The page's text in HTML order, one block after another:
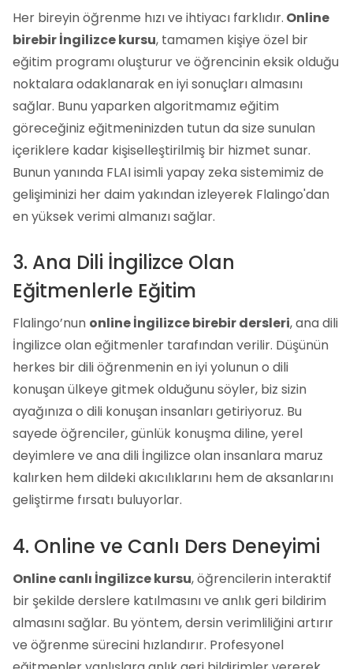
Her bireyin öğrenme hızı ve ihtiyacı farklıdır. Online
birebir İngilizce kursu, tamamen kişiye özel bir
eğitim programı oluşturur ve öğrencinin eksik olduğu
noktalara odaklanarak en iyi sonuçları almasını
sağlar. Bunu yaparken algoritmamız eğitim
göreceğiniz eğitmeninizden tutun da size sunulan
içeriklere kadar kişiselleştirilmiş bir hizmet sunar.
Bunun yanında FLAI isimli yapay zeka sistemimiz de
gelişiminizi her daim yakından izleyerek Flalingo'dan
en yüksek verimi almanızı sağlar.
3. Ana Dili İngilizce Olan
Eğitmenlerle Eğitim
Flalingo’nun online İngilizce birebir dersleri, ana dili
İngilizce olan eğitmenler tarafından verilir. Düşünün
herkes bir dili öğrenmenin en iyi yolunun o dili
konuşan ülkeye gitmek olduğunu söyler, biz sizin
ayağınıza o dili konuşan insanları getiriyoruz. Bu
sayede öğrenciler, günlük konuşma diline, yerel
deyimlere ve ana dili İngilizce olan insanlara maruz
kalırken hem dildeki akıcılıklarını hem de aksanlarını
geliştirme fırsatı buluyorlar.
4. Online ve Canlı Ders Deneyimi
Online canlı İngilizce kursu, öğrencilerin interaktif
bir şekilde derslere katılmasını ve anlık geri bildirim
almasını sağlar. Bu yöntem, dersin verimliliğini artırır
ve öğrenme sürecini hızlandırır. Profesyonel